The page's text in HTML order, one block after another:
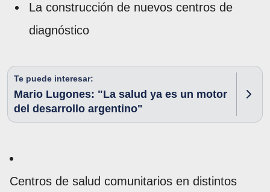
La construcción de nuevos centros de
diagnóstico
Te puede interesar:
Mario Lugones: "La salud ya es un motor
del desarrollo argentino"
Centros de salud comunitarios en distintos